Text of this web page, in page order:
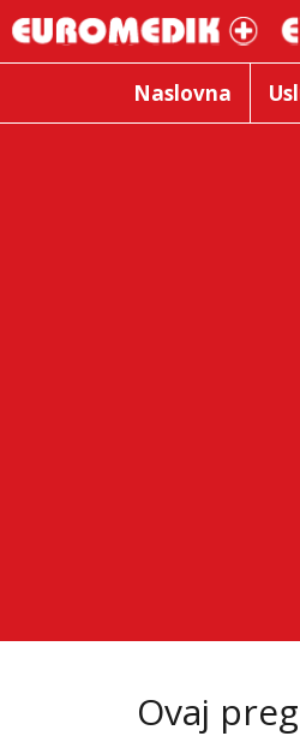
Naslovna
Ovaj